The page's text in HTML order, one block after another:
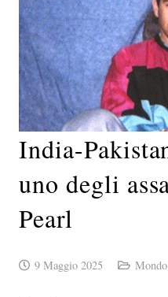
India-
uno degli
Pearl
9 Maggio 2025 Mondo